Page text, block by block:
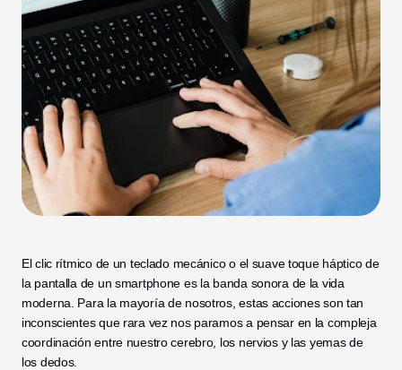
El clic rítmico de un teclado mecánico o el suave toque háptico de
la pantalla de un smartphone es la banda sonora de la vida
moderna. Para la mayoría de nosotros, estas acciones son tan
inconscientes que rara vez nos paramos a pensar en la compleja
coordinación entre nuestro cerebro, los nervios y las yemas de
los dedos.